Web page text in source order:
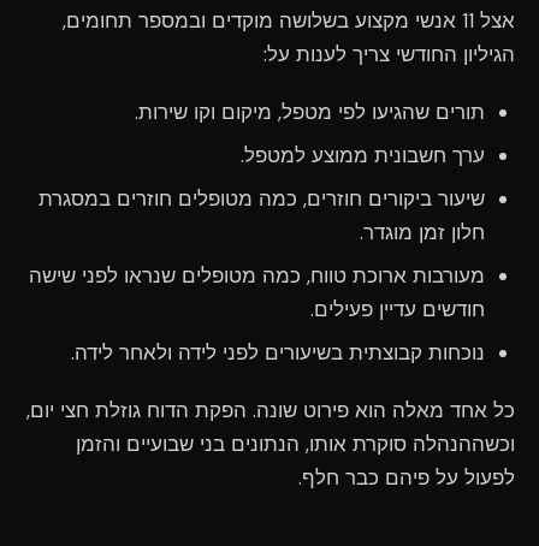
אצל 11 אנשי מקצוע בשלושה מוקדים ובמספר תחומים,
הגיליון החודשי צריך לענות על:
תורים שהגיעו לפי מטפל, מיקום וקו שירות.
ערך חשבונית ממוצע למטפל.
שיעור ביקורים חוזרים, כמה מטופלים חוזרים במסגרת
חלון זמן מוגדר.
מעורבות ארוכת טווח, כמה מטופלים שנראו לפני שישה
חודשים עדיין פעילים.
נוכחות קבוצתית בשיעורים לפני לידה ולאחר לידה.
כל אחד מאלה הוא פירוט שונה. הפקת הדוח גוזלת חצי יום,
וכשההנהלה סוקרת אותו, הנתונים בני שבועיים והזמן
לפעול על פיהם כבר חלף.